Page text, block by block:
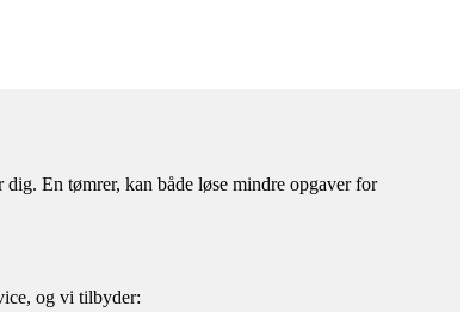
En tømrer, kan både løse mindre opgaver for
og vi tilbyder: